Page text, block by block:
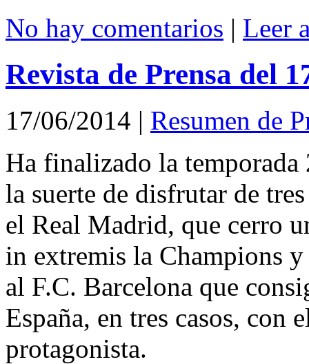
No hay comentarios | Leer
Revista de Prensa del
17/06/2014 | Resumen de
Ha finalizado la
la suerte de disfrutar de
el Real Madrid, que cerro
in extremis la Champions
al F.C. Barcelona que
España, en tres casos,
protagonista.